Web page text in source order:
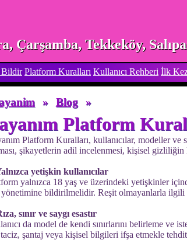
Çarşamba, Tekkeköy,
Bildir Platform Kuralları Kullanıcı Rehberi İlk
» Blog »
Platform
Platform Kuralları, kullanıcılar, modeller
şikayetlerin adil incelenmesi, kişisel gizliliğin
yetişkin kullanıcılar
yalnızca 18 yaş ve üzerindeki yetişkinler
yönetimine bildirilmelidir. Reşit olmayanlarla
sınır ve saygı esastır
da model de kendi sınırlarını belirleme ve
şantaj veya kişisel bilgileri ifşa etmekle tehdit